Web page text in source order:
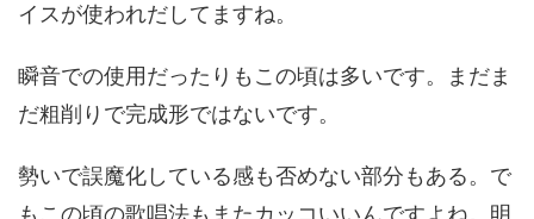
イスが使われだしてますね。
瞬音での使用だったりもこの頃は多いです。まだま
だ粗削りで完成形ではないです。
勢いで誤魔化している感も否めない部分もある。で